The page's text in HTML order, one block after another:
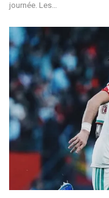
journée. Les…